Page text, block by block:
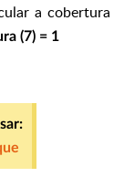
a
(7) = 1